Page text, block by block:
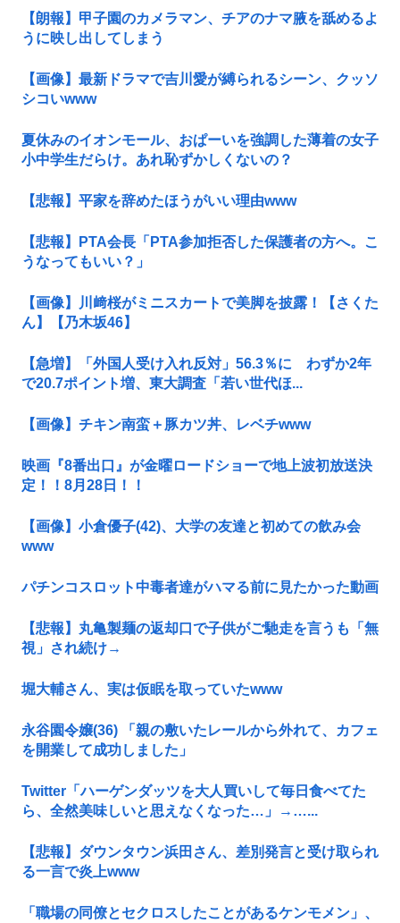
【朗報】甲子園のカメラマン、チアのナマ腋を舐めるよ
うに映し出してしまう
【画像】最新ドラマで吉川愛が縛られるシーン、クッソ
シコいwww
夏休みのイオンモール、おぱーいを強調した薄着の女子
小中学生だらけ。あれ恥ずかしくないの？
【悲報】平家を辞めたほうがいい理由www
【悲報】PTA会長「PTA参加拒否した保護者の方へ。こ
うなってもいい？」
【画像】川﨑桜がミニスカートで美脚を披露！【さくた
ん】【乃木坂46】
【急増】「外国人受け入れ反対」56.3％に わずか2年
で20.7ポイント増、東大調査「若い世代ほ...
【画像】チキン南蛮＋豚カツ丼、レベチwww
映画『8番出口』が金曜ロードショーで地上波初放送決
定！！8月28日！！
【画像】小倉優子(42)、大学の友達と初めての飲み会
www
パチンコスロット中毒者達がハマる前に見たかった動画
【悲報】丸亀製麺の返却口で子供がご馳走を言うも「無
視」され続け→
堀大輔さん、実は仮眠を取っていたwww
永谷園令嬢(36) 「親の敷いたレールから外れて、カフェ
を開業して成功しました」
Twitter「ハーゲンダッツを大人買いして毎日食べてた
ら、全然美味しいと思えなくなった…」→…...
【悲報】ダウンタウン浜田さん、差別発言と受け取られ
る一言で炎上www
「職場の同僚とセクロスしたことがあるケンモメン」、